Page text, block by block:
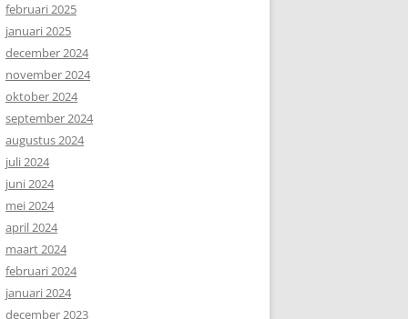
februari 2025
januari 2025
december 2024
november 2024
oktober 2024
september 2024
augustus 2024
juli 2024
juni 2024
mei 2024
april 2024
maart 2024
februari 2024
januari 2024
december 2023